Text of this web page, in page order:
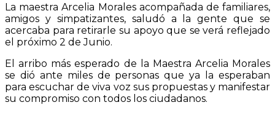
La maestra Arcelia Morales acompañada de familiares,
amigos y simpatizantes, saludó a la gente que se
acercaba para retirarle su apoyo que se verá reflejado
el próximo 2 de Junio.
El arribo más esperado de la Maestra Arcelia Morales
se dió ante miles de personas que ya la esperaban
para escuchar de viva voz sus propuestas y manifestar
su compromiso con todos los ciudadanos.